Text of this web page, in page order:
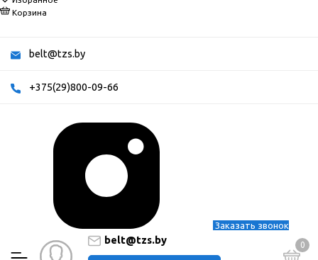
Корзина
belt@tzs.by
+375(29)800-09-66
Заказать звонок
belt@tzs.by 0